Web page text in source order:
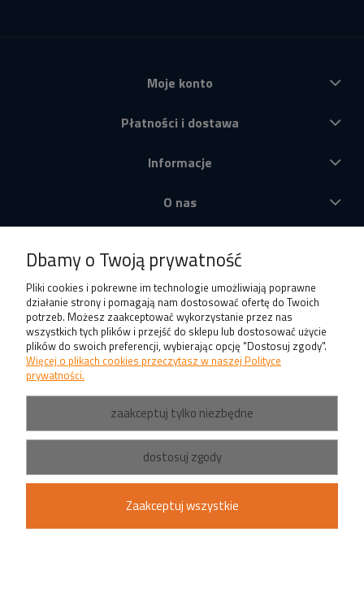
Moje konto
Płatności i dostawa
Informacje
O nas
Dbamy o Twoją prywatność
Pliki cookies i pokrewne im technologie umożliwiają poprawne
działanie strony i pomagają nam dostosować ofertę do Twoich
potrzeb. Możesz zaakceptować wykorzystanie przez nas
wszystkich tych plików i przejść do sklepu lub dostosować użycie
plików do swoich preferencji, wybierając opcję "Dostosuj zgody".
Więcej o plikach cookies przeczytasz w naszej Polityce
prywatności.
zaakceptuj tylko niezbędne
dostosuj zgody
Zaakceptuj wszystkie